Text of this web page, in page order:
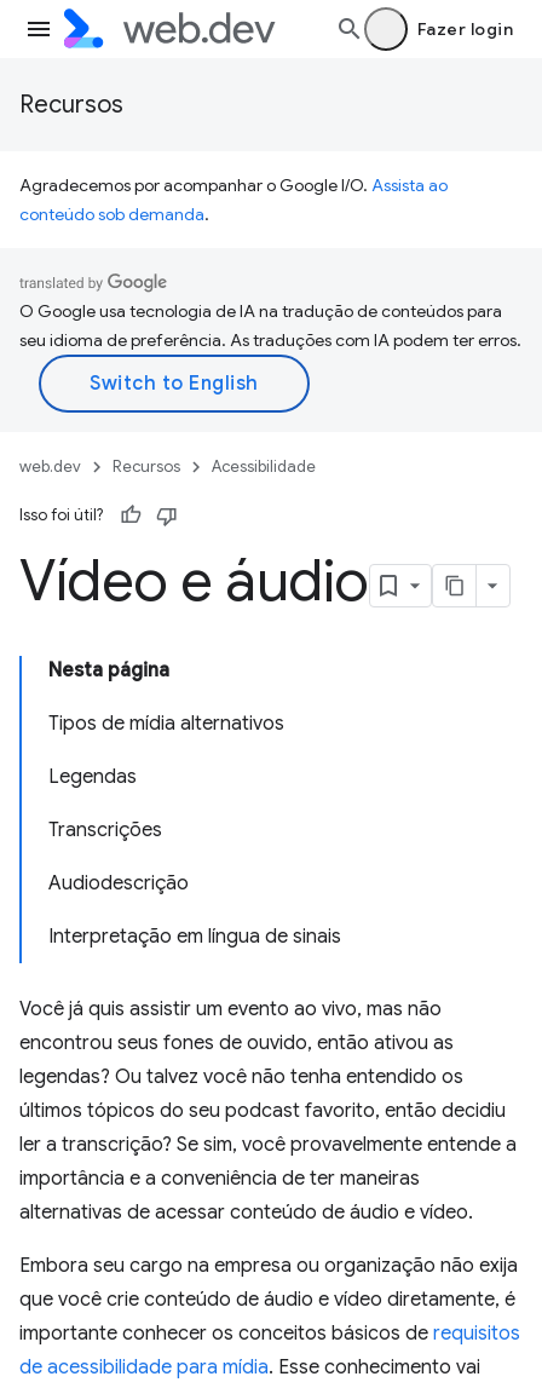
Fazer login
Recursos
Agradecemos por acompanhar o Google I/O. Assista ao
conteúdo sob demanda.
O Google usa tecnologia de IA na tradução de conteúdos para
seu idioma de preferência. As traduções com IA podem ter erros.
web.dev Recursos Acessibilidade
Isso foi útil?
Vídeo e áudio
Nesta página
Tipos de mídia alternativos
Legendas
Transcrições
Audiodescrição
Interpretação em língua de sinais
Você já quis assistir um evento ao vivo, mas não
encontrou seus fones de ouvido, então ativou as
legendas? Ou talvez você não tenha entendido os
últimos tópicos do seu podcast favorito, então decidiu
ler a transcrição? Se sim, você provavelmente entende a
importância e a conveniência de ter maneiras
alternativas de acessar conteúdo de áudio e vídeo.
Embora seu cargo na empresa ou organização não exija
que você crie conteúdo de áudio e vídeo diretamente, é
importante conhecer os conceitos básicos de requisitos
de acessibilidade para mídia. Esse conhecimento vai